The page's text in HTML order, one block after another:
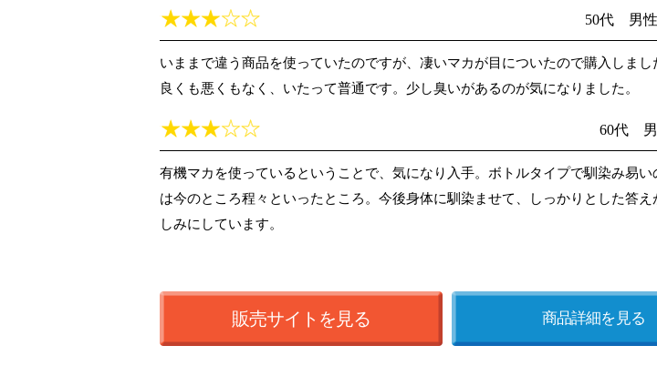
50代 男性
いままで違う商品を使っていたのですが、凄いマカが目についたので購入しまし
良くも悪くもなく、いたって普通です。少し臭いがあるのが気になりました。
60代 男
有機マカを使っているということで、気になり入手。ボトルタイプで馴染み易い
は今のところ程々といったところ。今後身体に馴染ませて、しっかりとした答え
しみにしています。
販売サイトを見る 商品詳細を見る